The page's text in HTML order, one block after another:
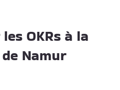
OKRs à la
Namur